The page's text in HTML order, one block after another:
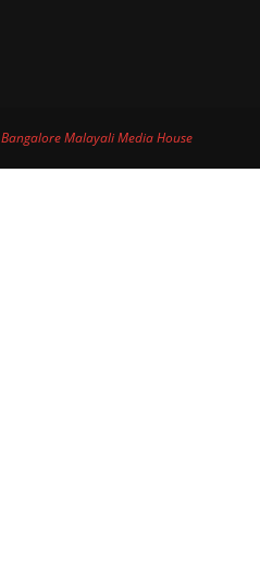
Bangalore Malayali Media House